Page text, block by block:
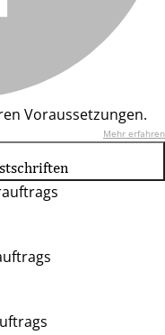
Voraussetzungen.
Mehr erfahren